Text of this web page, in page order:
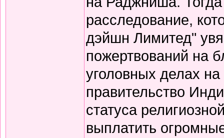
расследование,
дэйшн Лимитед"
пожертвований на
уголовных делах
правительство
статуса
выплатить